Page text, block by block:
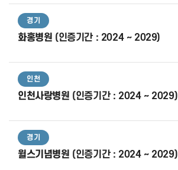
경기
화홍병원 (인증기간 : 2024 ~ 2029)
인천
인천사랑병원 (인증기간 : 2024 ~ 2029)
경기
윌스기념병원 (인증기간 : 2024 ~ 2029)